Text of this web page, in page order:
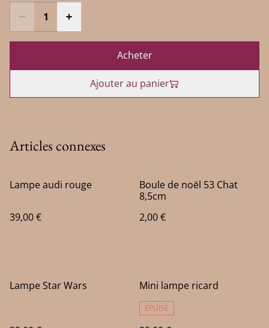
Acheter
Ajouter au panier
Articles connexes
Lampe audi rouge
39,00 €
Boule de noël 53 Chat
8,5cm
2,00 €
Lampe Star Wars Mini lampe ricard
ÉPUISÉ